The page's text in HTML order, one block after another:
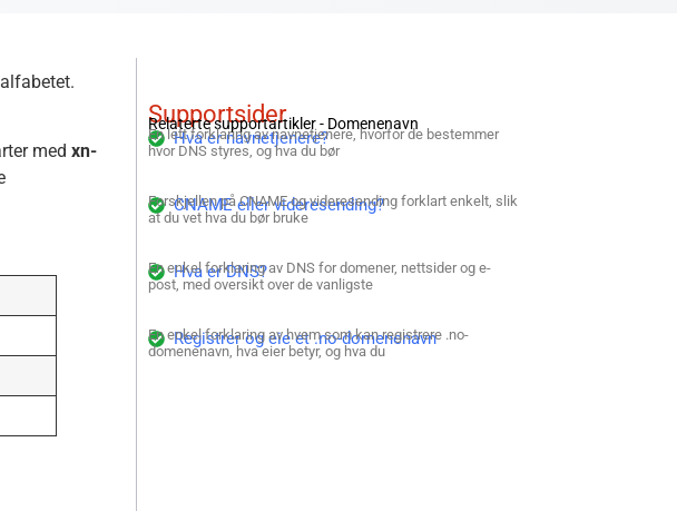
med xn-
Supportsider
Relaterte supportartikler - Domenenavn
Hva er navnetjenere?
En lett forklaring av navnetjenere, hvorfor de bestemmer
hvor DNS styres, og hva du bør
CNAME eller videresending?
Forskjellen på CNAME og videresending forklart enkelt, slik
at du vet hva du bør bruke
Hva er DNS?
En enkel forklaring av DNS for domener, nettsider og e-
post, med oversikt over de vanligste
Registrer og eie et .no-domenenavn
En enkel forklaring av hvem som kan registrere .no-
domenenavn, hva eier betyr, og hva du